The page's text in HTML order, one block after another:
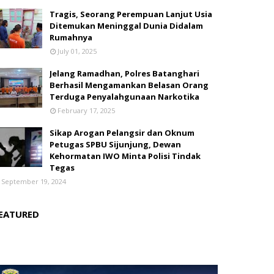
Tragis, Seorang Perempuan Lanjut Usia
Ditemukan Meninggal Dunia Didalam
Rumahnya
July 01, 2025
Jelang Ramadhan, Polres Batanghari
Berhasil Mengamankan Belasan Orang
Terduga Penyalahgunaan Narkotika
February 17, 2025
Sikap Arogan Pelangsir dan Oknum
Petugas SPBU Sijunjung, Dewan
Kehormatan IWO Minta Polisi Tindak
Tegas
September 19, 2024